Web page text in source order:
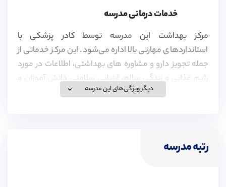
خدمات درمانی مدرسه
مرکز بهداشت این مدرسه توسط کادر پزشکی با
استانداردهای مهارتی بالا اداره می‌شود. این مرکز خدماتی از
جمله تجویز دارو و مشاوره های بهداشتی، اطلاعات در مورد
رژیم غذایی و زندگی سالم، ارزیابی سلامتی دانش آموزان و
خدمات درمانی و در صورت لزوم، ارجاع به پزشکان،
دیگر ویژگی‌های این مدرسه
رتبه مدرسه